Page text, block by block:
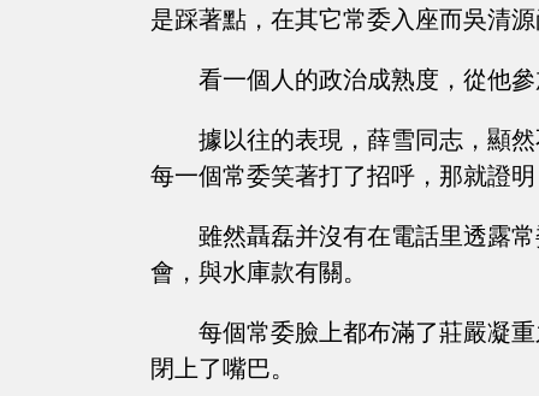
是踩著點，在其它常委入座而吳清
看一個人的政治成熟度，從他
據以往的表現，薛雪同志，顯
每一個常委笑著打了招呼，那就證
雖然聶磊并沒有在電話里透露
會，與水庫款有關。
每個常委臉上都布滿了莊嚴凝
閉上了嘴巴。